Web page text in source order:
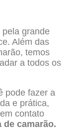
grande
Além das
temos
a todos os
pode fazer a
e prática,
contato
de camarão.